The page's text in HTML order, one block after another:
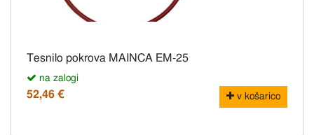
Tesnilo pokrova MAINCA EM-25
na zalogi
52,46 € v košarico